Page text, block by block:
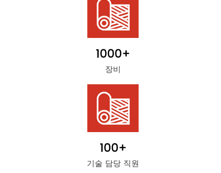
1000+
장비
100+
기술 담당 직원